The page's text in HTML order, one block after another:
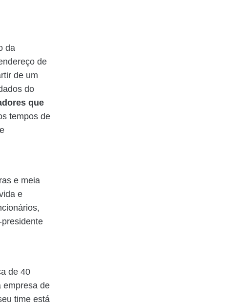
da
de
de um
do
que
tempos de
e meia
e
presidente
de 40
empresa de
time está